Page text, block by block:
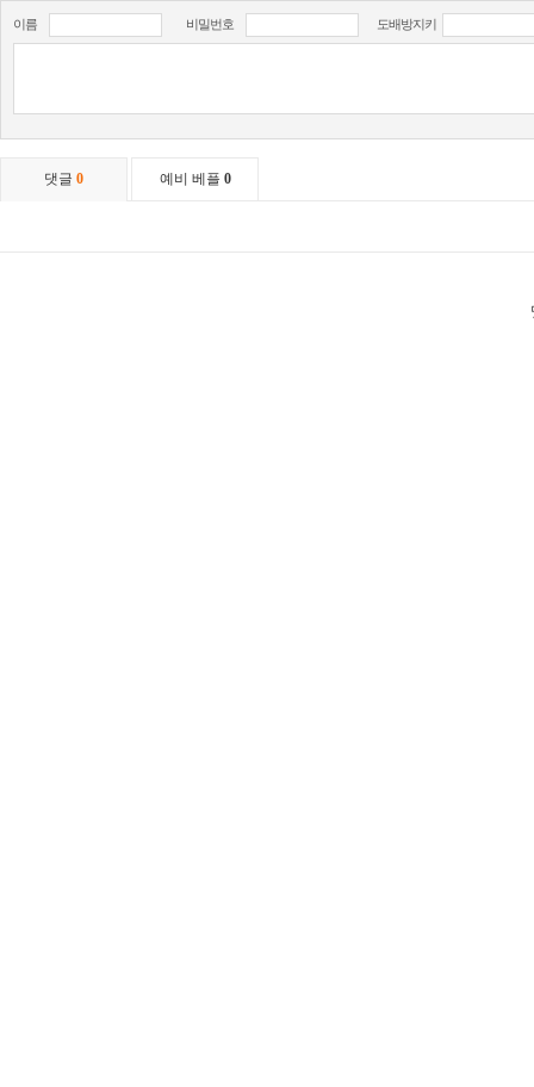
이름 비밀번호 도배방지키
댓글 0 예비 베플 0